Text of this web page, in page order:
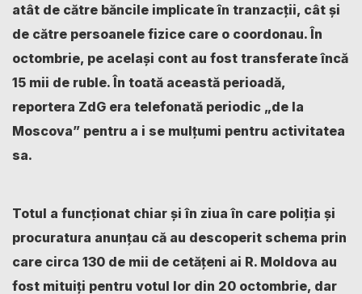
atât de către băncile implicate în tranzacții, cât și
de către persoanele fizice care o coordonau. În
octombrie, pe același cont au fost transferate încă
15 mii de ruble. În toată această perioadă,
reportera ZdG era telefonată periodic „de la
Moscova” pentru a i se mulțumi pentru activitatea
sa.
Totul a funcționat chiar și în ziua în care poliția și
procuratura anunțau că au descoperit schema prin
care circa 130 de mii de cetățeni ai R. Moldova au
fost mituiți pentru votul lor din 20 octombrie, dar